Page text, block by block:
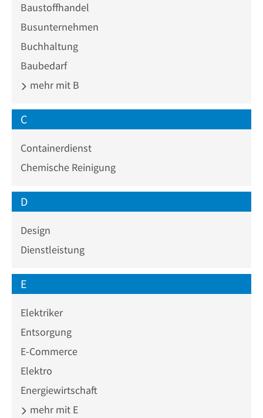
Baustoffhandel
Busunternehmen
Buchhaltung
Baubedarf
mehr mit B
C
Containerdienst
Chemische Reinigung
D
Design
Dienstleistung
E
Elektriker
Entsorgung
E-Commerce
Elektro
Energiewirtschaft
mehr mit E